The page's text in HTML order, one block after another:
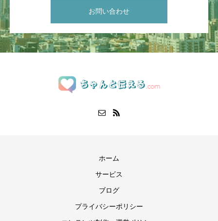
お問い合わせ
ホーム
サービス
ブログ
プライバシーポリシー